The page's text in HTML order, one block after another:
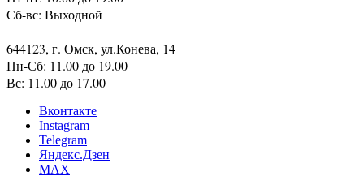
Сб-вс: Выходной
644123, г. Омск, ул.Конева, 14
Пн-Сб: 11.00 до 19.00
Вс: 11.00 до 17.00
Вконтакте
Instagram
Telegram
Яндекс.Дзен
MAX